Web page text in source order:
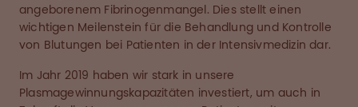
angeborenem Fibrinogenmangel. Dies stellt einen
wichtigen Meilenstein für die Behandlung und Kontrolle
von Blutungen bei Patienten in der Intensivmedizin dar.
Im Jahr 2019 haben wir stark in unsere
Plasmagewinnungskapazitäten investiert, um auch in